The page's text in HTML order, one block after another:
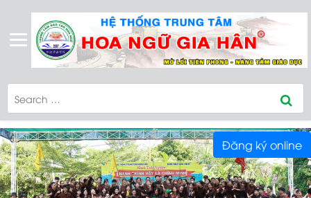
Đăng ký online